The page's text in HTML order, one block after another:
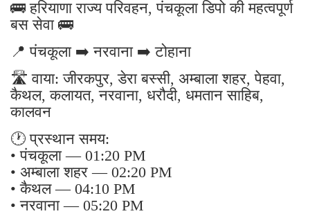
🚌 हरियाणा राज्य परिवहन, पंचकूला डिपो की महत्वपूर्ण
बस सेवा 🚌
📍 पंचकूला ➡️ नरवाना ➡️ टोहाना
🛣️ वाया: जीरकपुर, डेरा बस्सी, अम्बाला शहर, पेहवा,
कैथल, कलायत, नरवाना, धरौदी, धमतान साहिब,
कालवन
🕐 प्रस्थान समय:
• पंचकूला — 01:20 PM
• अम्बाला शहर — 02:20 PM
• कैथल — 04:10 PM
• नरवाना — 05:20 PM